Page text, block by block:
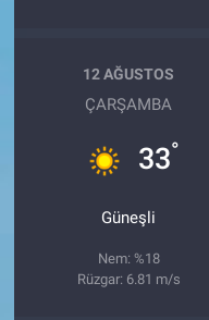
12 AĞUSTOS
ÇARŞAMBA
33°
Güneşli
Nem: %18
Rüzgar: 6.81 m/s